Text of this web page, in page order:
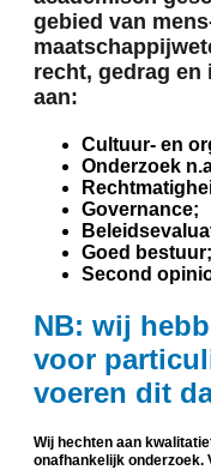
gebied van
recht, gedrag en
aan:
Cultuur- en
Onderzoek
Governance;
Goed bestuur;
Second
NB: wij
voor
voeren dit
Wij hechten aan
onafhankelijk onderzoek.